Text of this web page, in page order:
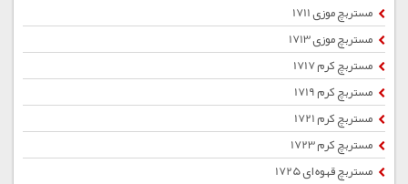
مستربچ موزی 1711
مستربچ موزی 1713
مستربچ کرم 1717
مستربچ کرم 1719
مستربچ کرم 1721
مستربچ کرم 1723
مستربچ قهوه ای 1725